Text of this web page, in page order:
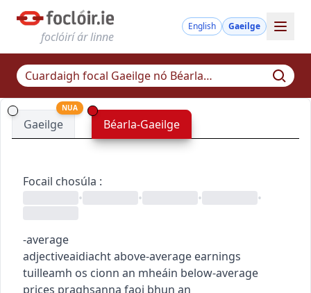
foclóirí ár linne
English Gaeilge
Gaeilge
NUA
Béarla-Gaeilge
Focail chosúla :
•
• • •
-average
adjectiveaidiachtabove-average earnings
tuilleamh os cionn an mheáin below-average
prices praghsanna faoi bhun an